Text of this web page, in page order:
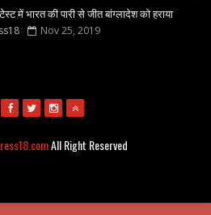
में भारत की पारी से जीत बांग्लादेश को हराया
Nov 25, 2019
All Right Reserved